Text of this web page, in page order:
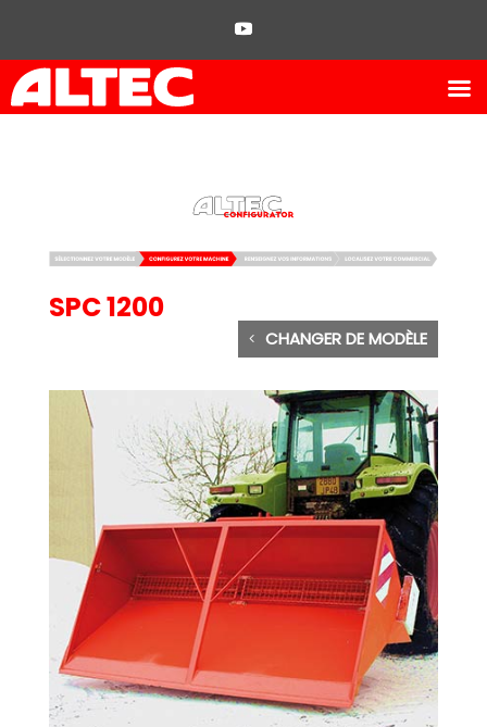
SPC 1200
CHANGER DE MODÈLE